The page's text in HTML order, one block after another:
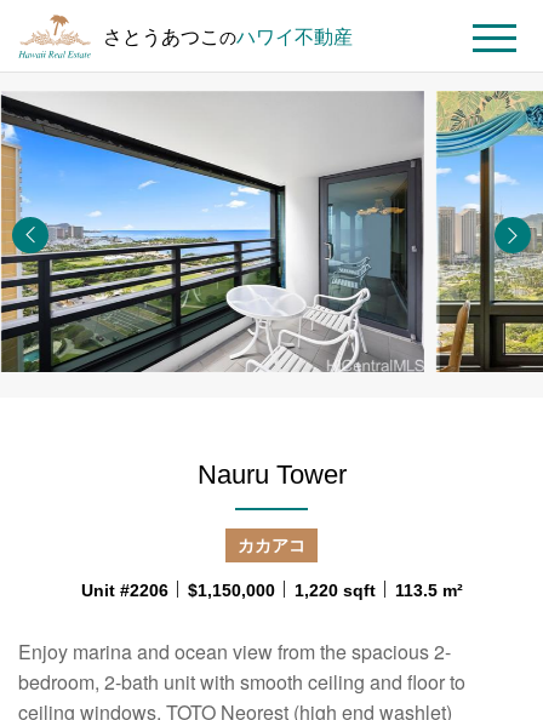
さとうあつこのハワイ不動産 MENU
ッ
プ
ペ
ー
ジ
ハ
ワ
イ
動
産
を
探
す
Nauru
#2206
Nauru Tower
カカアコ
Unit #2206 $1,150,000 1,220 sqft 113.5 m²
Enjoy marina and ocean view from the spacious 2-
bedroom, 2-bath unit with smooth ceiling and floor to
ceiling windows. TOTO Neorest (high end washlet)